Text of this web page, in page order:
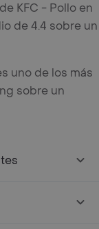
KFC - Pollo en
de 4.4 sobre un
uno de los más
sobre un